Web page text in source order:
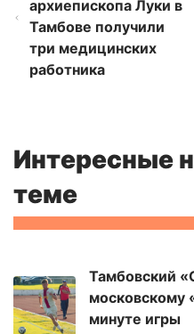
архиепископа Луки в
Тамбове получили
три медицинских
работника
Интересные
теме
Тамбовский
московскому
минуте игры